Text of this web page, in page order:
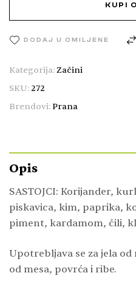
KUPI
DODAJ U OMILJENE
Kategorija:Začini
SKU:272
Brendovi: Prana
Opis
SASTOJCI: Korijander,
piskavica, kim, paprika,
piment, kardamom, čili,
Upotrebljava se za jela od
od mesa, povrća i ribe.